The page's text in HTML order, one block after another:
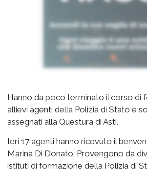
Hanno da poco terminato il corso di
allievi agenti della Polizia di Stato e
assegnati alla Questura di Asti.
Ieri 17 agenti hanno ricevuto il
Marina Di Donato. Provengono da
istituti di formazione della Polizia di